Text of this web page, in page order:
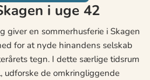
i uge 42
giver en sommerhusferie i Skagen
for at nyde hinandens selskab
tegn. I dette særlige tidsrum
de omkringliggende